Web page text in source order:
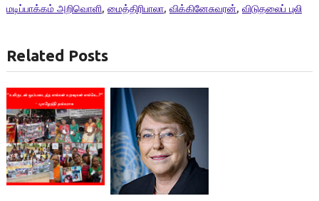
மடிப்பாக்கம் அறிவொளி, மைத்திரிபாலா, விக்கினேசுவரன், விடுதலைப் புலி
Related Posts